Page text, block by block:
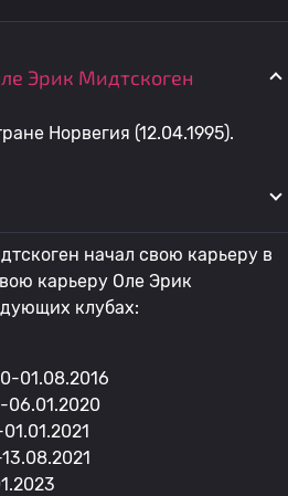
Эрик Мидтскоген
Норвегия (12.04.1995).
начал свою карьеру в
карьеру Оле Эрик
клубах:
01.08.2016
06.01.2020